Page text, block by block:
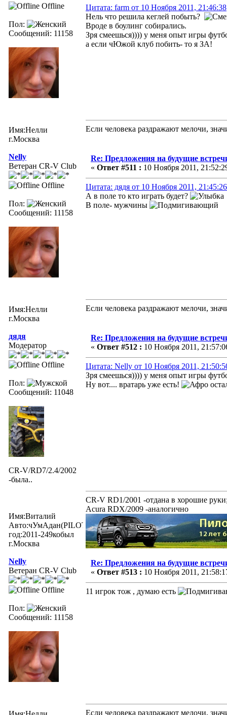
Offline
Пол:
Сообщений: 11158
Имя:Нелли
г.Москва
Цитата: farm от 10 Ноября 2011, 21:46:38
Нель что решила кеглей побыть?
Вроде в боулинг собирались.
Зря смеешься)))) у меня опыт игры
а если чЮжой клуб побить- то я ЗА!
Если человека раздражают мелочи,
Nelly
Ветеран CR-V Club
Offline
Пол:
Сообщений: 11158
Имя:Нелли
г.Москва
Re: Предложения на будущие
« Ответ #511 : 10 Ноября 2011,
Цитата: дядя от 10 Ноября 2011, 21:45:26
А в поле то кто играть будет?
В поле- мужчины
Если человека раздражают мелочи,
дядя
Модератор
Offline
Пол:
Сообщений: 11048
CR-V/RD7/2.4/2002
-была..
Имя:Виталий
Авто:чУмАдан(PILOTexe)
год:2011-249кобыл
г.Москва
Re: Предложения на будущие
« Ответ #512 : 10 Ноября 2011,
Цитата: Nelly от 10 Ноября 2011,
Зря смеешься)))) у меня опыт игры
Ну вот.... вратарь уже есть!
CR-V RD1/2001 -отдана в хорошие
Acura RDX/2009 -аналогично
Nelly
Ветеран CR-V Club
Offline
Пол:
Сообщений: 11158
Re: Предложения на будущие
« Ответ #513 : 10 Ноября 2011,
11 игрок тож , думаю есть
Если человека раздражают мелочи,